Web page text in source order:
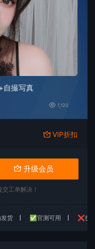
自撮写真
1,120
VIP折扣
升级会员
工单解决！
货 ✅官测可用 ❌技